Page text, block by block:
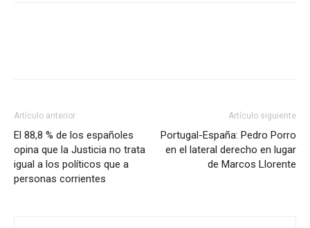
Artículo anterior
El 88,8 % de los españoles
opina que la Justicia no trata
igual a los políticos que a
personas corrientes
Artículo siguiente
Portugal-España: Pedro Porro
en el lateral derecho en lugar
de Marcos Llorente